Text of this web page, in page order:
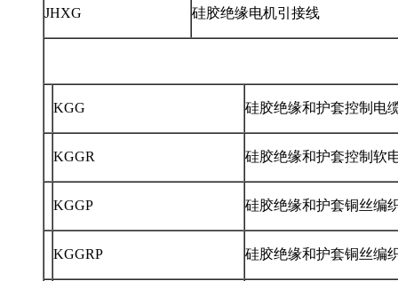
JHXG 硅胶绝缘电机引接线
KGG 硅胶绝缘和护套控制电
KGGR 硅胶绝缘和护套控制软
KGGP 硅胶绝缘和护套铜丝编
KGGRP 硅胶绝缘和护套铜丝编